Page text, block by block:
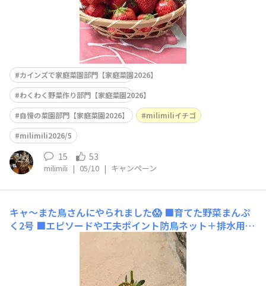
カインズで家庭菜園部門【家庭菜園2026】
わくわく野菜作り部門【家庭菜園2026】
自慢の菜園部門【家庭菜園2026】
milimiliイチゴ
milimili2026/5
15 53
milimili | 05/10 | キャンペーン
キャ〜また鳥さんにやられました😱 ■育てた野菜まんぷ
く2号 ■エピソードや工夫ポイント防鳥ネット＋排水用ネ
ット2重にした方がいいです😉 防鳥ネットをかけたので、
中の赤くなったイチゴ全部に排水用ネットをかけてません
でした😓賢い鳥さんは少しでも隙間があると防鳥ネット
の中に入っていき美味しそうな真っ赤なイチゴ🍓を狙いま